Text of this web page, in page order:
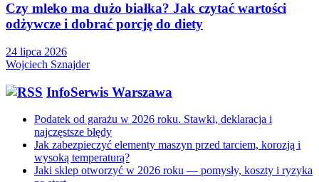
Czy mleko ma dużo białka? Jak czytać wartości
odżywcze i dobrać porcję do diety
24 lipca 2026
Wojciech Sznajder
InfoSerwis Warszawa
Podatek od garażu w 2026 roku. Stawki, deklaracja i
najczęstsze błędy
Jak zabezpieczyć elementy maszyn przed tarciem, korozją i
wysoką temperaturą?
Jaki sklep otworzyć w 2026 roku — pomysły, koszty i ryzyka